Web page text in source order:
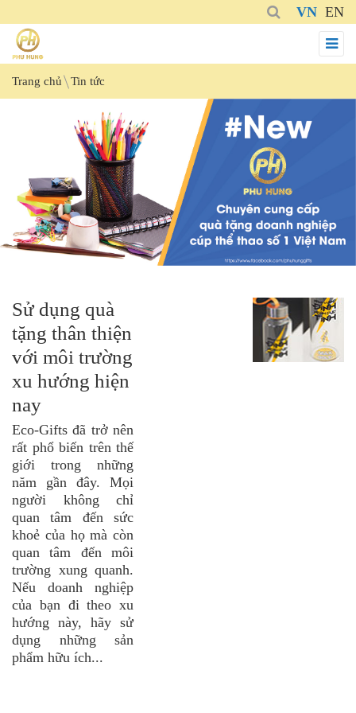
VN EN
Trang chủ Tin tức
Sử dụng quà
tặng thân thiện
với môi trường
xu hướng hiện
nay
Eco-Gifts đã trở nên
rất phổ biến trên thế
giới trong những
năm gần đây. Mọi
người không chỉ
quan tâm đến sức
khoẻ của họ mà còn
quan tâm đến môi
trường xung quanh.
Nếu doanh nghiệp
của bạn đi theo xu
hướng này, hãy sử
dụng những sản
phẩm hữu ích...